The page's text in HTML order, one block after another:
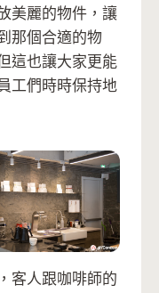
美麗的物件，讓
那個合適的物
這也讓大家更能
工們時時保持地
客人跟咖啡師的